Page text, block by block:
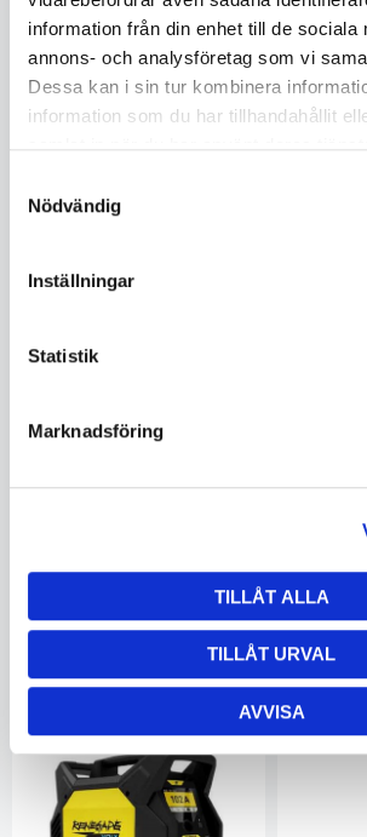
information från din enhet till de sociala
annons- och analysföretag som vi
Dessa kan i sin tur kombinera
information som du har tillhandahållit
Nödvändig
Inställningar
Statistik
Marknadsföring
TILLÅT ALLA
TILLÅT URVAL
AVVISA
36 177
KÖP
Ej i lager
RING FÖR PRIS
to use"